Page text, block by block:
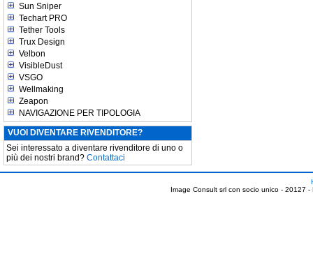
Sun Sniper
Techart PRO
Tether Tools
Trux Design
Velbon
VisibleDust
VSGO
Wellmaking
Zeapon
NAVIGAZIONE PER TIPOLOGIA
VUOI DIVENTARE RIVENDITORE?
Sei interessato a diventare rivenditore di uno o
più dei nostri brand? Contattaci
Image Consult srl con socio unico - 20127